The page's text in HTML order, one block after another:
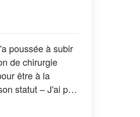
poussée à subir
de chirurgie
être à la
statut – J'ai pris
partie pour